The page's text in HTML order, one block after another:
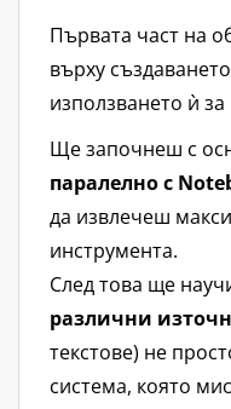
Първата част на
върху
използването ѝ
Ще започнеш с
паралелно с
да извлечеш
инструмента.
След това ще
различни
текстове) не
система, която